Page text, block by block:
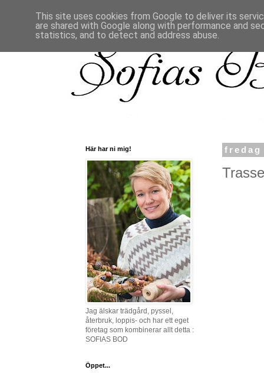
fredag
Här har ni mig!
Jag älskar trädgård, pyssel,
återbruk, loppis- och har ett eget
företag som kombinerar allt detta :
SOFIAS BOD
Öppet...
This site uses cookies from Google to deliver its
are shared with Google along with performance and
statistics, and to detect and address abuse.